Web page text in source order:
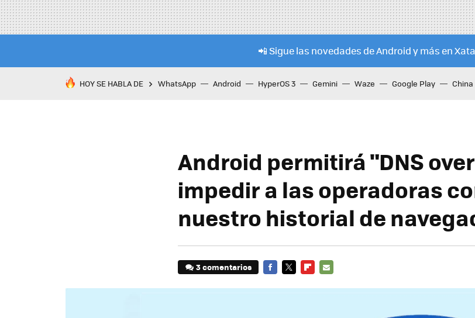
📲 Sigue las novedades de Android y más en
HOY SE HABLA DE WhatsApp Android HyperOS 3 Gemini Waze Google Play China
Android permitirá "DNS
impedir a las operadoras
nuestro historial de
3 comentarios